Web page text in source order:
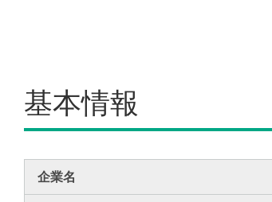
基本情報
企業名